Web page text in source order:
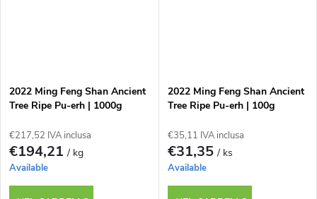
2022 Ming Feng Shan Ancient
Tree Ripe Pu-erh | 1000g
€217,52 IVA inclusa
€194,21/ kg
Available
2022 Ming Feng Shan Ancient
Tree Ripe Pu-erh | 100g
€35,11 IVA inclusa
€31,35/ ks
Available